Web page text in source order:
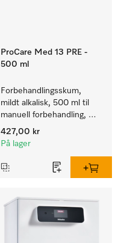
ProCare Med 13 PRE -
500 ml
Forbehandlingsskum,
mildt alkalisk, 500 ml til
manuell forbehandling,
enzymatisk.
427,00 kr
På lager